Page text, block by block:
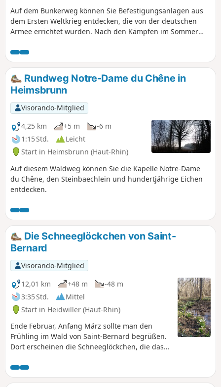
Auf dem Bunkerweg können Sie Befestigungsanlagen aus
dem Ersten Weltkrieg entdecken, die von der deutschen
Armee errichtet wurden. Nach den Kämpfen im Sommer
auf der Linie Cernay-Dannemarie. Der Gemeindebann von
Burnhaupt-le-Bas bleibt auf deutscher Seite. Im Dezember
1914 und Januar 1915 zerschellten die französischen
Offensiven in diesem Sektor regelmäßig an den deutschen
Linien und forderten zahlreiche Opfer.
Rundweg Notre-Dame du Chêne in
Heimsbrunn
Visorando-Mitglied
4,25 km
+5 m
-6 m
1:15 Std.
Leicht
Start in Heimsbrunn (Haut-Rhin)
Auf diesem Waldweg können Sie die Kapelle Notre-Dame
du Chêne, den Steinbaechlein und hundertjährige Eichen
entdecken.
Die Schneeglöckchen von Saint-
Bernard
Visorando-Mitglied
12,01 km
+48 m
-48 m
3:35 Std.
Mittel
Start in Heidwiller (Haut-Rhin)
Ende Februar, Anfang März sollte man den
Frühling im Wald von Saint-Bernard begrüßen.
Dort erscheinen die Schneeglöckchen, die das